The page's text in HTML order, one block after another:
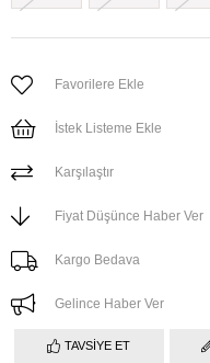
Favorilere Ekle
İstek Listeme Ekle
Karşılaştır
Fiyat Düşünce Haber Ver
Kargo Bedava
Gelince Haber Ver
TAVSIYE ET